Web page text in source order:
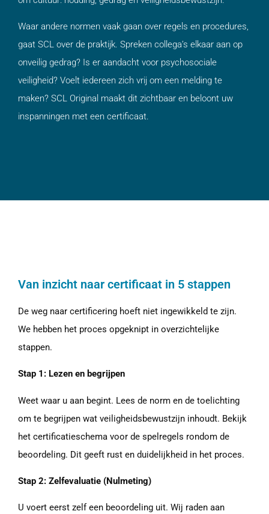
Waar andere normen vaak gaan over regels en procedures,
gaat SCL over de praktijk. Spreken collega’s elkaar aan op
onveilig gedrag? Is er aandacht voor psychosociale
veiligheid? Voelt iedereen zich vrij om een melding te
maken? SCL Original maakt dit zichtbaar en beloont uw
inspanningen met een certificaat.
Van inzicht naar certificaat in 5 stappen
De weg naar certificering hoeft niet ingewikkeld te zijn.
We hebben het proces opgeknipt in overzichtelijke
stappen.
Stap 1: Lezen en begrijpen
Weet waar u aan begint. Lees de norm en de toelichting
om te begrijpen wat veiligheidsbewustzijn inhoudt. Bekijk
het certificatieschema voor de spelregels rondom de
beoordeling. Dit geeft rust en duidelijkheid in het proces.
Stap 2: Zelfevaluatie (Nulmeting)
U voert eerst zelf een beoordeling uit. Wij raden aan